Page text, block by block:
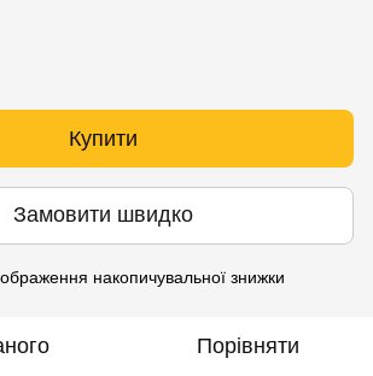
Купити
Замовити швидко
накопичувальної знижки
Порівняти